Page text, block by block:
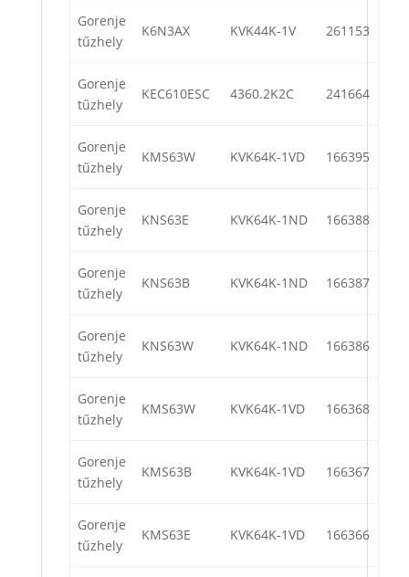
Gorenje
tűzhely
K6N3AX KVK44K-1V 261153
Gorenje
tűzhely
KEC610ESC 4360.2K2C 241664
Gorenje
tűzhely
KMS63W KVK64K-1VD 166395
Gorenje
tűzhely
KNS63E KVK64K-1ND 166388
Gorenje
tűzhely
KNS63B KVK64K-1ND 166387
Gorenje
tűzhely
KNS63W KVK64K-1ND 166386
Gorenje
tűzhely
KMS63W KVK64K-1VD 166368
Gorenje
tűzhely
KMS63B KVK64K-1VD 166367
Gorenje
tűzhely
KMS63E KVK64K-1VD 166366